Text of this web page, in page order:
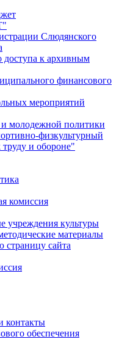
Слюдянского
доступа к архивным
финансового
мероприятий
и молодежной политики
физкультурный
и обороне"
комиссия
учреждения культуры
материалы
страницу сайта
контакты
обеспечения